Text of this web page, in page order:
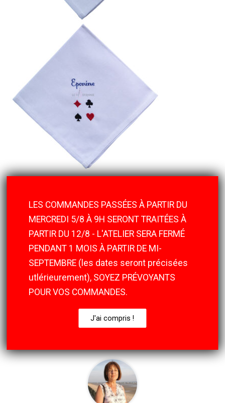
LES COMMANDES PASSÉES À PARTIR DU
MERCREDI 5/8 À 9H SERONT TRAITÉES À
PARTIR DU 12/8 - L'ATELIER SERA FERMÉ
PENDANT 1 MOIS À PARTIR DE MI-
SEPTEMBRE (les dates seront précisées
utlérieurement), SOYEZ PRÉVOYANTS
POUR VOS COMMANDES.
J'ai compris !
symboles d’un jeu de cartes. Ce motif existe déjà dans le linge
de toilette. Une cliente qui fête bientôt son anniversaire sur le
thème du casino souhaitait faire broder ce motif sur des
serviettes de table avec le prénom de chaque invité, ça va
faire une jolie tablée !
A retrouver sur la boutique en ligne :
https://lefildannie.fr/produit/serviette-de-table-avec-les-
symboles-dun-jeu-de-cartes/